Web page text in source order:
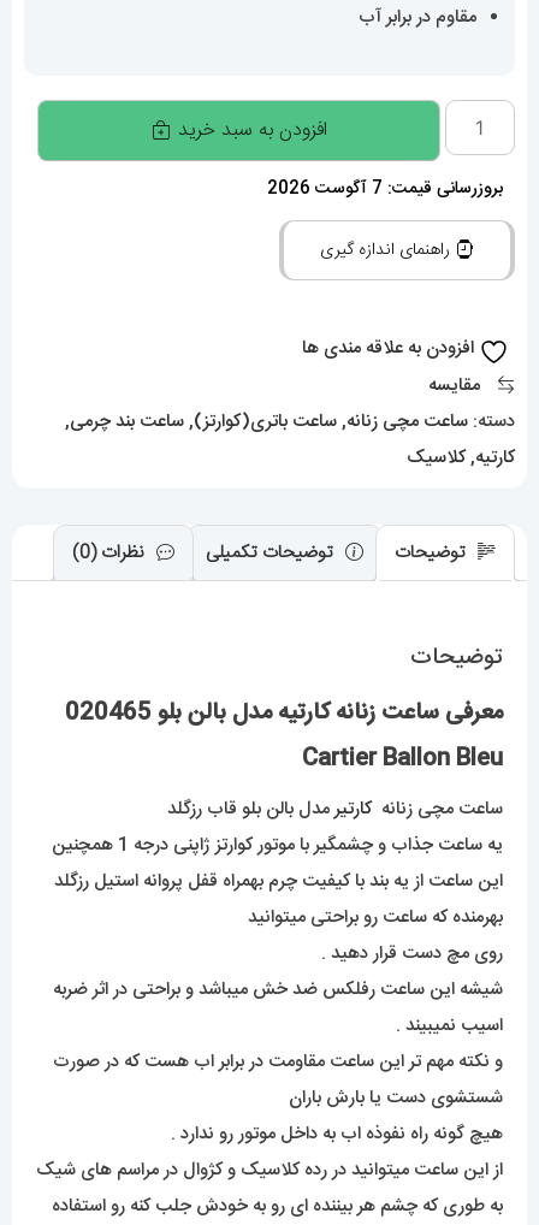
مقاوم در برابر آب
ساعت
زنانه
کارتیه
مدل
020465
Cartier
عدد
افزودن به سبد خرید
بروزرسانی قیمت: 7 آگوست 2026
راهنمای اندازه گیری
افزودن به علاقه مندی ها
مقایسه
دسته: ساعت مچی زنانه,ساعت باتری(کوارتز),ساعت بند چرمی,
کارتیه,کلاسیک
توضیحات توضیحات تکمیلی نظرات (0)
توضیحات
معرفی ساعت زنانه کارتیه مدل بالن بلو 020465
Cartier Ballon Bleu
ساعت مچی زنانهکارتیرمدل بالن بلو قاب رزگلد
یه ساعت جذاب و چشمگیر با موتور کوارتز ژاپنی درجه 1 همچنین
این ساعت از یه بند با کیفیت چرم بهمراه قفل پروانه استیل رزگلد
بهرمنده که ساعت رو براحتی میتوانید
روی مچ دست قرار دهید .
شیشه این ساعت رفلکس ضد خش میباشد و براحتی در اثر ضربه
اسیب نمیبیند .
و نکته مهم تر این ساعت مقاومت در برابر اب هست که در صورت
شستشوی دست یا بارش باران
هیچ گونه راه نفوذه اب به داخل موتور رو ندارد .
از این ساعت میتوانید در رده کلاسیک و کژوال در مراسم های شیک
به طوری که چشم هر بیننده ای رو به خودش جلب کنه رو استفاده